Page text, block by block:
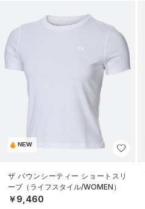
NEW
ザ バウンシーティー ショートスリ
ーブ（ライフスタイル/WOMEN）
￥9,460